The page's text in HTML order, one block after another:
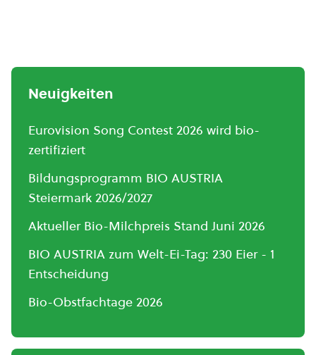
Neuigkeiten
Eurovision Song Contest 2026 wird bio-
zertifiziert
Bildungsprogramm BIO AUSTRIA
Steiermark 2026/2027
Aktueller Bio-Milchpreis Stand Juni 2026
BIO AUSTRIA zum Welt-Ei-Tag: 230 Eier - 1
Entscheidung
Bio-Obstfachtage 2026